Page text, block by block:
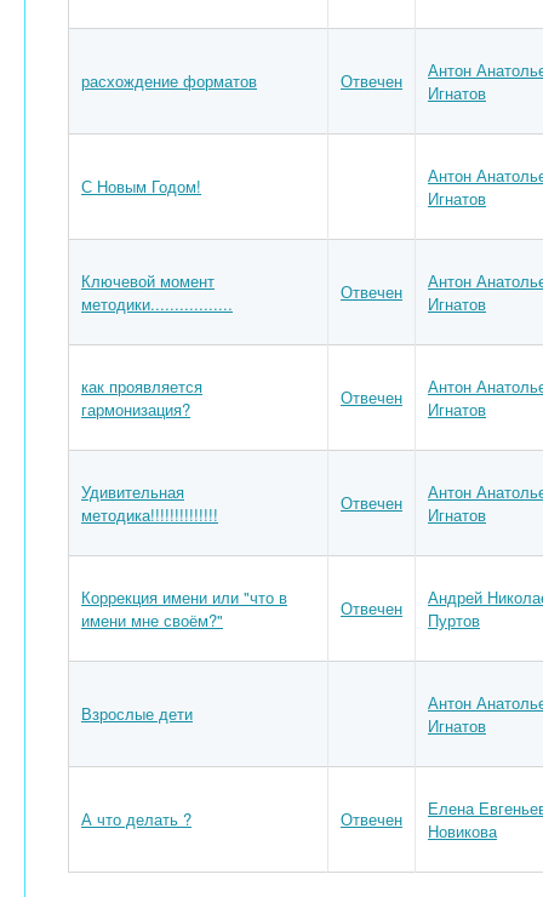
расхождение форматов Отвечен
Антон
Игнатов
С Новым Годом!
Антон
Игнатов
Ключевой момент
методики.................
Отвечен
Антон
Игнатов
как проявляется
гармонизация?
Отвечен
Антон
Игнатов
Удивительная
методика!!!!!!!!!!!!!!
Отвечен
Антон
Игнатов
Коррекция имени или "что в
имени мне своём?"
Отвечен
Андрей
Пуртов
Взрослые дети
Антон
Игнатов
А что делать ? Отвечен
Елена
Новикова